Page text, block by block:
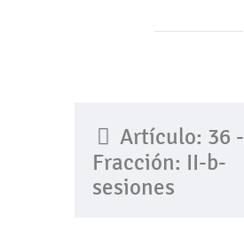
Artículo: 36 -
Fracción: II-b-
sesiones